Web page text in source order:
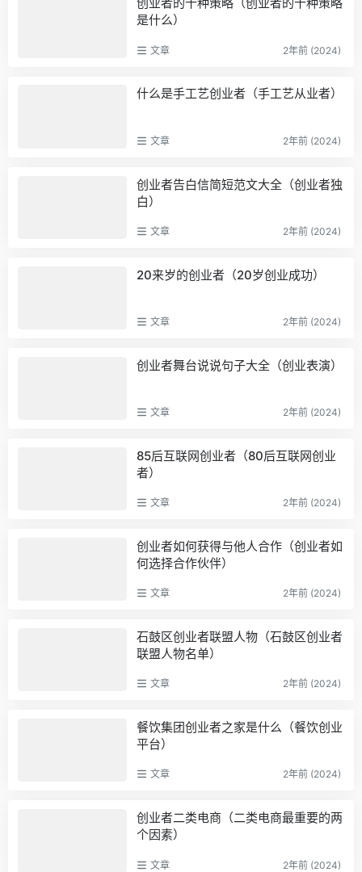
创业者的十种策略（创业者的十种策略
是什么）
文章 2年前 (2024)
什么是手工艺创业者（手工艺从业者）
文章 2年前 (2024)
创业者告白信简短范文大全（创业者独
白）
文章 2年前 (2024)
20来岁的创业者（20岁创业成功）
文章 2年前 (2024)
创业者舞台说说句子大全（创业表演）
文章 2年前 (2024)
85后互联网创业者（80后互联网创业
者）
文章 2年前 (2024)
创业者如何获得与他人合作（创业者如
何选择合作伙伴）
文章 2年前 (2024)
石鼓区创业者联盟人物（石鼓区创业者
联盟人物名单）
文章 2年前 (2024)
餐饮集团创业者之家是什么（餐饮创业
平台）
文章 2年前 (2024)
创业者二类电商（二类电商最重要的两
个因素）
文章 2年前 (2024)